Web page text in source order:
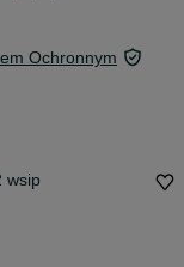
Ochronnym
wsip